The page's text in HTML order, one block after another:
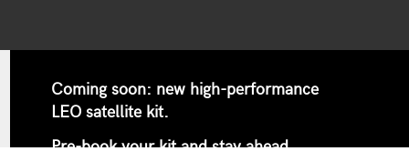
Coming soon: new high-performance
LEO satellite kit.
Pre-book your kit and stay ahead.